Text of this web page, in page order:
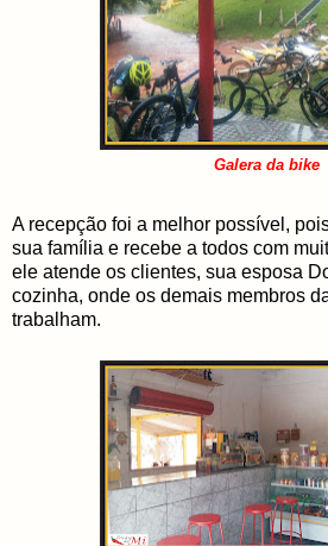
Galera da bike
A recepção foi a melhor possível,
sua família e recebe a todos com
ele atende os clientes, sua esposa
cozinha, onde os demais membros
trabalham.